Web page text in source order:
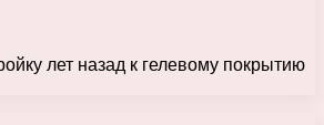
лет назад к гелевому покрытию